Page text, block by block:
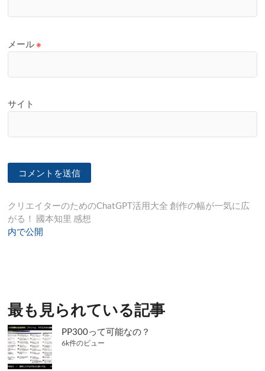
メール※
サイト
投
稿
ー
シ
ョ
ン
クリエイターのためのChatGPT活用大全 創作の幅が一気に広
がる！ 國本知里 感想
内で公開
最も見られている記事
PP300って可能なの？
6k件のビュー